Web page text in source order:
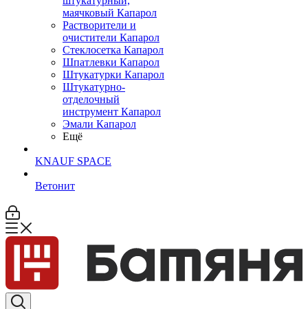
маячковый Капарол
Растворители и
очистители Капарол
Cтеклосетка Капарол
Шпатлевки Капарол
Штукатурки Капарол
Штукатурно-
отделочный
инструмент Капарол
Эмали Капарол
Ещё
KNAUF SPACE
Ветонит